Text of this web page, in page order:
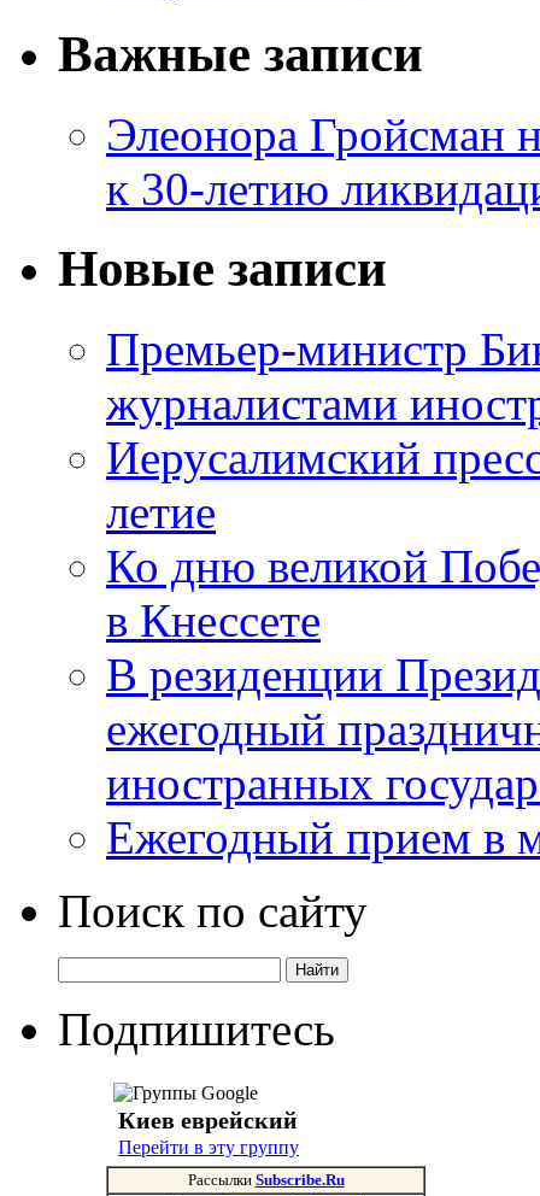
Важные записи
Элеонора Гройсман
к 30-летию
Новые записи
Премьер-министр
журналистами
Иерусалимский
летие
Ко дню великой
в Кнессете
В резиденции
ежегодный
иностранных
Ежегодный прием в
Поиск по сайту
Подпишитесь
Киев еврейский
Перейти в эту группу
Рассылки Subscribe.Ru